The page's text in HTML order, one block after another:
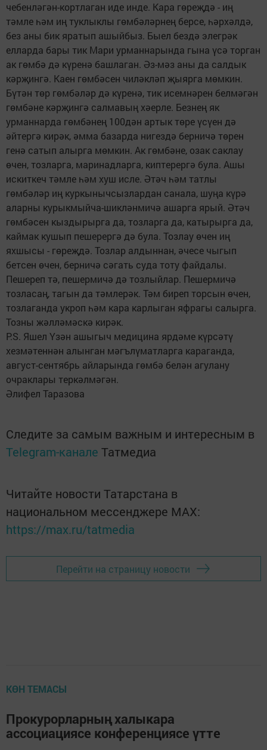
чебенләгән-кортлаган иде инде. Кара гөреҗдә - иң
тәмле һәм иң туклыклы гөмбәләрнең берсе, һәрхәлдә,
без аны бик яратып ашыйбыз. Быел бездә элегрәк
елларда бары тик Мари урманнарында гына үсә торган
ак гөмбә дә күренә башлаган. Әз-мәз аны да салдык
кәрҗингә. Каен гөмбәсен чиләкләп җыярга мөмкин.
Бүтән төр гөмбәләр дә күренә, тик исемнәрен белмәгән
гөмбәне кәрҗингә салмавың хәерле. Безнең як
урманнарда гөмбәнең 100дән артык төре үсүен дә
әйтергә кирәк, әмма базарда нигездә берничә төрен
генә сатып алырга мөмкин. Ак гөмбәне, озак саклау
өчен, тозларга, маринадларга, киптерергә була. Ашы
искиткеч тәмле һәм хуш исле. Әтәч һәм татлы
гөмбәләр иң куркынычсызлардан санала, шуңа күрә
аларны курыкмыйча-шикләнмичә ашарга ярый. Әтәч
гөмбәсен кыздырырга да, тозларга да, катырырга да,
каймак кушып пешерергә дә була. Тозлау өчен иң
яхшысы - гөреҗдә. Тозлар алдыннан, әчесе чыгып
бетсен өчен, берничә сәгать суда тоту файдалы.
Пешереп тә, пешермичә дә тозлыйлар. Пешермичә
тозласаң, тагын да тәмлерәк. Тәм биреп торсын өчен,
тозлаганда укроп һәм кара карлыган яфрагы салырга.
Тозны жәлләмәскә кирәк.
P.S. Яшел Үзән ашыгыч медицина ярдәме күрсәтү
хезмәтеннән алынган мәгълүматларга караганда,
август-сентябрь айларында гөмбә белән агулану
очраклары теркәлмәгән.
Әлифел Таразова
Следите за самым важным и интересным в
Telegram-канале Татмедиа
Читайте новости Татарстана в
национальном мессенджере MАХ:
https://max.ru/tatmedia
Перейти на страницу новости
КӨН ТЕМАСЫ
Прокурорларның халыкара
ассоциациясе конференциясе үтте